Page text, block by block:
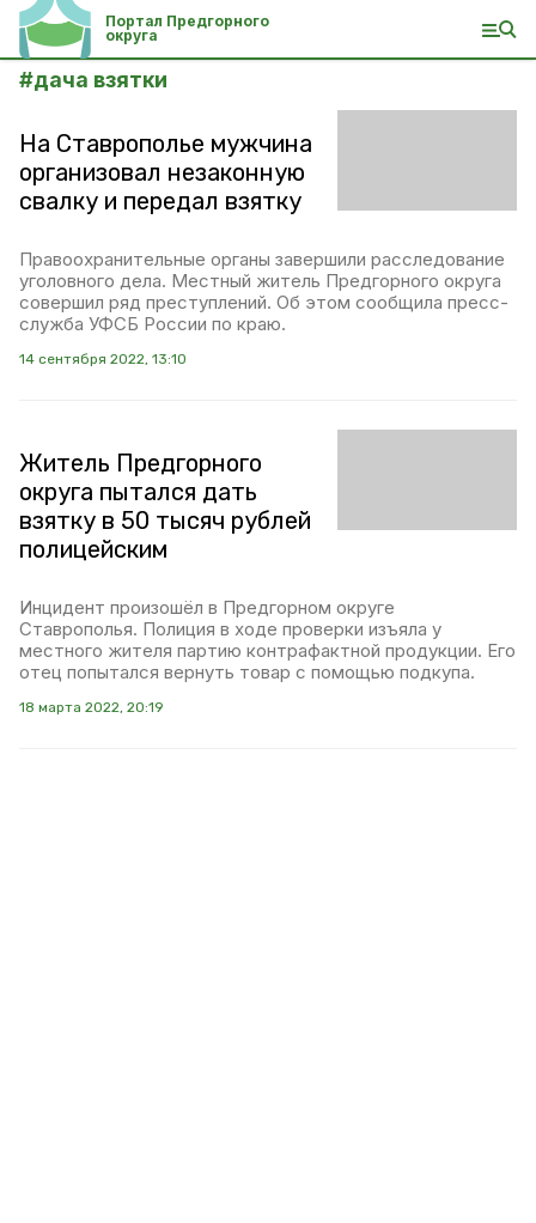
Портал Предгорного
округа
#дача взятки
На Ставрополье мужчина
организовал незаконную
свалку и передал взятку
Правоохранительные органы завершили расследование
уголовного дела. Местный житель Предгорного округа
совершил ряд преступлений. Об этом сообщила пресс-
служба УФСБ России по краю.
14 сентября 2022, 13:10
Житель Предгорного
округа пытался дать
взятку в 50 тысяч рублей
полицейским
Инцидент произошёл в Предгорном округе
Ставрополья. Полиция в ходе проверки изъяла у
местного жителя партию контрафактной продукции. Его
отец попытался вернуть товар с помощью подкупа.
18 марта 2022, 20:19